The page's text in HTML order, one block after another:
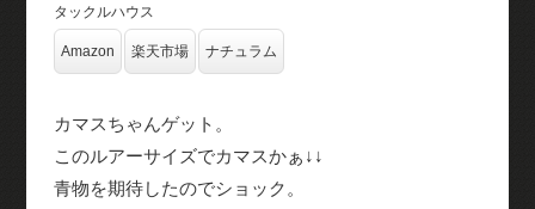
タックルハウス
Amazon 楽天市場 ナチュラム
カマスちゃんゲット。
このルアーサイズでカマスかぁ↓↓
青物を期待したのでショック。